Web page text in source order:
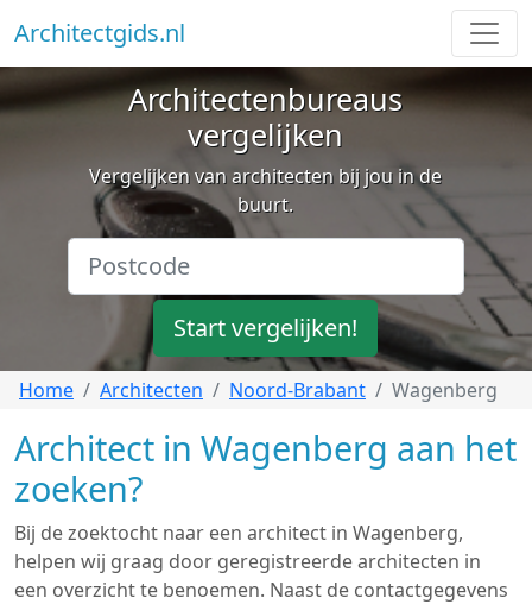
Architectgids.nl
Architectenbureaus
vergelijken
Vergelijken van architecten bij jou in de
buurt.
Start vergelijken!
Home Architecten Noord-Brabant Wagenberg
Architect in Wagenberg aan het
zoeken?
Bij de zoektocht naar een architect in Wagenberg,
helpen wij graag door geregistreerde architecten in
een overzicht te benoemen. Naast de contactgegevens